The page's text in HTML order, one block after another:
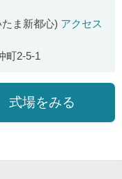
ま新都心) アクセス
町2-5-1
式場をみる